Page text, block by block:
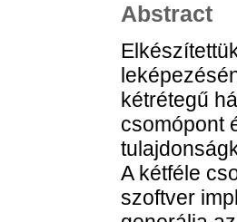
Abstract
kétrétegű
csomópont
A kétféle
szoftver